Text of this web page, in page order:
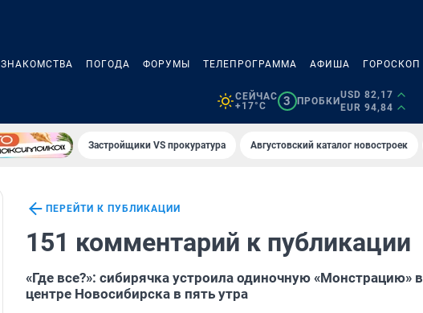
ЗНАКОМСТВА ПОГОДА ФОРУМЫ ТЕЛЕПРОГРАММА АФИША ГОРОСКОП
СЕЙЧАС
+17°C
3 ПРОБКИ
USD 82,17
EUR 94,84
Застройщики VS прокуратура Августовский каталог новостроек
ПЕРЕЙТИ К ПУБЛИКАЦИИ
151 комментарий к публикации
«Где все?»: сибирячка устроила одиночную «Монстрацию» в
центре Новосибирска в пять утра